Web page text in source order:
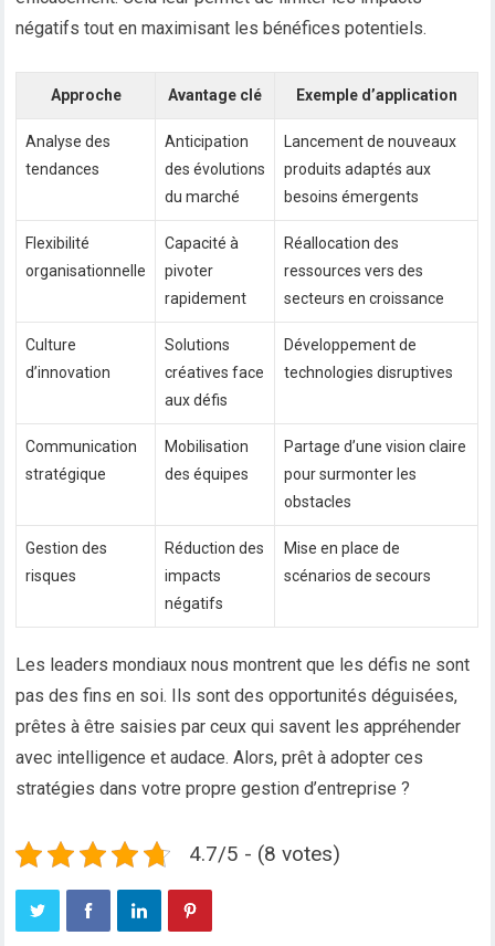
négatifs tout en maximisant les bénéfices potentiels.
Approche Avantage clé Exemple d’application
Analyse des
tendances
Anticipation
des évolutions
du marché
Lancement de nouveaux
produits adaptés aux
besoins émergents
Flexibilité
organisationnelle
Capacité à
pivoter
rapidement
Réallocation des
ressources vers des
secteurs en croissance
Culture
d’innovation
Solutions
créatives face
aux défis
Développement de
technologies disruptives
Communication
stratégique
Mobilisation
des équipes
Partage d’une vision claire
pour surmonter les
obstacles
Gestion des
risques
Réduction des
impacts
négatifs
Mise en place de
scénarios de secours
Les leaders mondiaux nous montrent que les défis ne sont
pas des fins en soi. Ils sont des opportunités déguisées,
prêtes à être saisies par ceux qui savent les appréhender
avec intelligence et audace. Alors, prêt à adopter ces
stratégies dans votre propre gestion d’entreprise ?
4.7/5 - (8 votes)